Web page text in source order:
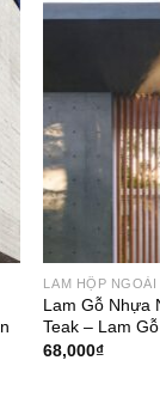
LAM HỘP NGOÀI
Lam Gỗ Nhựa
Teak – Lam
68,000₫